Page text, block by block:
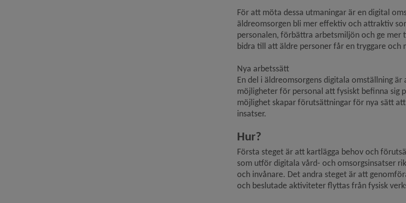
För att möta dessa utmaningar är en digital
äldreomsorgen bli mer effektiv och attraktiv
personalen, förbättra arbetsmiljön och ge mer
bidra till att äldre personer får en tryggare och
Nya arbetssätt
En del i äldreomsorgens digitala omställning
möjligheter för personal att fysiskt befinna sig
möjlighet skapar förutsättningar för nya sätt
insatser.
Hur?
Första steget är att kartlägga behov och
som utför digitala vård- och omsorgsinsatser
och invånare. Det andra steget är att
och beslutade aktiviteter flyttas från fysisk